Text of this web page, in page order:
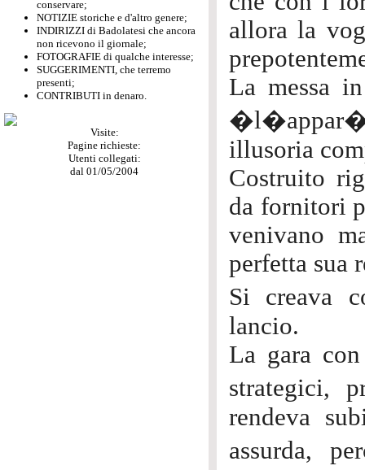
conservare;
NOTIZIE storiche e d'altro genere;
INDIRIZZI di Badolatesi che ancora
non ricevono il giornale;
FOTOGRAFIE di qualche interesse;
SUGGERIMENTI, che terremo
presenti;
CONTRIBUTI in denaro.
Visite:
Pagine richieste:
Utenti collegati:
dal 01/05/2004
allora la
La messa
illusoria
Costruito
da fornitori
venivano
perfetta sua
Si creava
lancio.
La gara
strategici,
rendeva
assurda,